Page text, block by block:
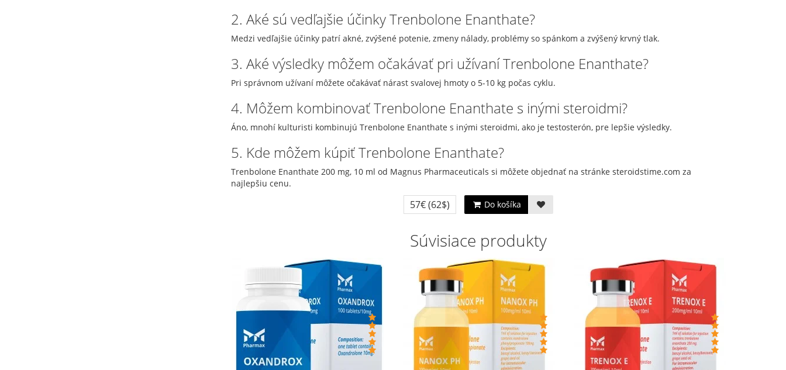
2. Aké sú vedľajšie účinky Trenbolone Enanthate?
Medzi vedľajšie účinky patrí akné, zvýšené potenie, zmeny nálady, problémy so spánkom a zvýšený krvný tlak.
3. Aké výsledky môžem očakávať pri užívaní Trenbolone Enanthate?
Pri správnom užívaní môžete očakávať nárast svalovej hmoty o 5-10 kg počas cyklu.
4. Môžem kombinovať Trenbolone Enanthate s inými steroidmi?
Áno, mnohí kulturisti kombinujú Trenbolone Enanthate s inými steroidmi, ako je testosterón, pre lepšie výsledky.
5. Kde môžem kúpiť Trenbolone Enanthate?
Trenbolone Enanthate 200 mg, 10 ml od Magnus Pharmaceuticals si môžete objednať na stránke steroidstime.com za
najlepšiu cenu.
57€(62$) Do košíka
Súvisiace produkty